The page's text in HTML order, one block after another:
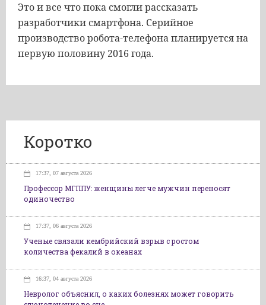
Это и все что пока смогли рассказать
разработчики смартфона. Серийное
производство робота-телефона планируется на
первую половину 2016 года.
Коротко
17:37, 07 августа 2026
Профессор МГППУ: женщины легче мужчин переносят
одиночество
17:37, 06 августа 2026
Ученые связали кембрийский взрыв с ростом
количества фекалий в океанах
16:37, 04 августа 2026
Невролог объяснил, о каких болезнях может говорить